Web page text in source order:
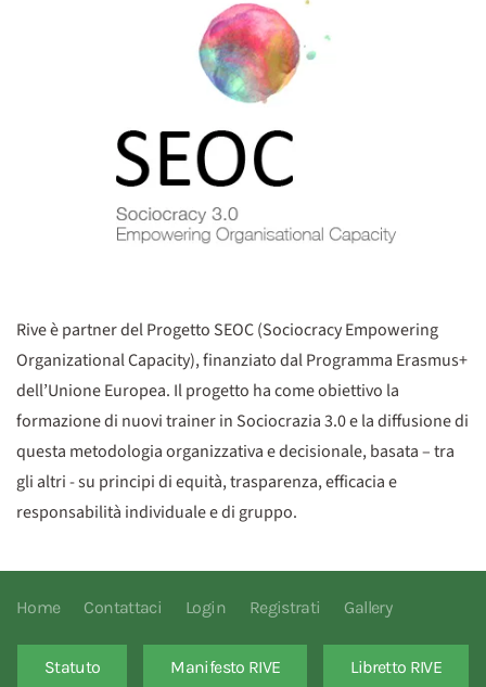
Rive è partner del Progetto SEOC (Sociocracy Empowering
Organizational Capacity), finanziato dal Programma Erasmus+
dell’Unione Europea. Il progetto ha come obiettivo la
formazione di nuovi trainer in Sociocrazia 3.0 e la diffusione di
questa metodologia organizzativa e decisionale, basata – tra
gli altri - su principi di equità, trasparenza, efficacia e
responsabilità individuale e di gruppo.
Home Contattaci Login Registrati Gallery
Statuto Manifesto RIVE Libretto RIVE